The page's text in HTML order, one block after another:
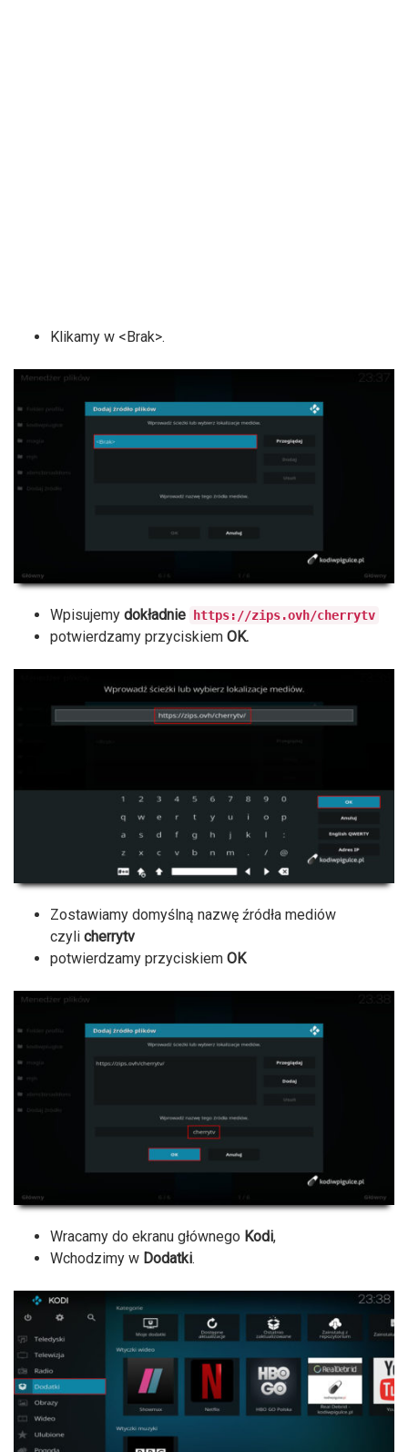
Klikamy w <Brak>.
Wpisujemy dokładnie https://zips.ovh/cherrytv
potwierdzamy przyciskiem OK.
Zostawiamy domyślną nazwę źródła mediów
czyli cherrytv
potwierdzamy przyciskiem OK
Wracamy do ekranu głównego Kodi,
Wchodzimy w Dodatki.